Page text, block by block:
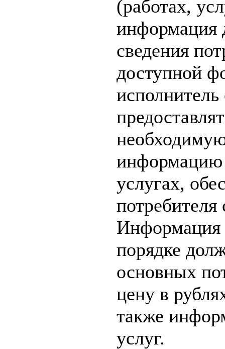
(работах,
информация
сведения
доступной
исполнитель
информацию
услугах,
Информация
порядке
основных
цену в
также
услуг.